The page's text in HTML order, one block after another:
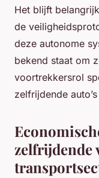
Het blijft
de
deze autonome
bekend staat om
voortrekkersrol
zelfrijdende
zelfrijdende